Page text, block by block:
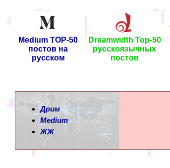
Medium TOP-50
постов на
русском
Dreamwidth Top-50
русскоязычных
постов
Дрим
Medium
ЖЖ